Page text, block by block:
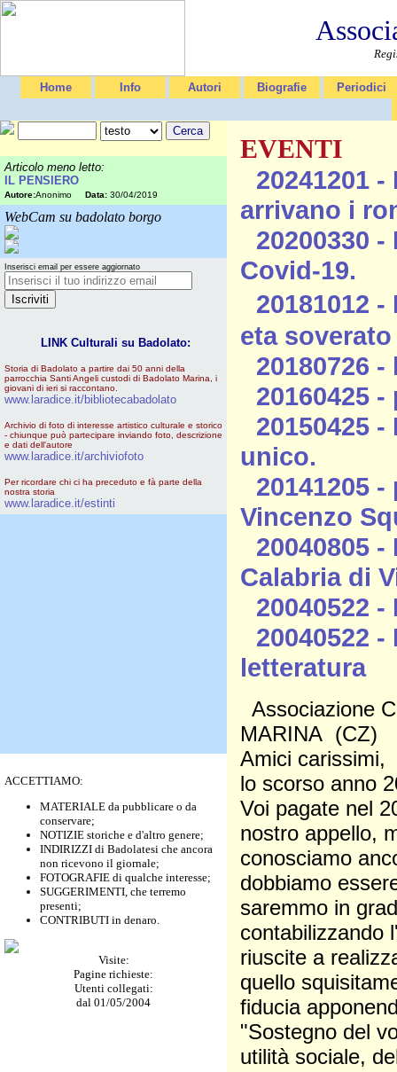
Home Info Autori Biografie Periodici
Articolo meno letto:
IL PENSIERO
Autore:Anonimo Data: 30/04/2019
WebCam su badolato borgo
Inserisci email per essere aggiornato
LINK Culturali su Badolato:
Storia di Badolato a partire dai 50 anni della
parrocchia Santi Angeli custodi di Badolato Marina, i
giovani di ieri si raccontano.
www.laradice.it/bibliotecabadolato
Archivio di foto di interesse artistico culturale e storico
- chiunque può partecipare inviando foto, descrizione
e dati dell'autore
www.laradice.it/archiviofoto
Per ricordare chi ci ha preceduto e fà parte della
nostra storia
www.laradice.it/estinti
ACCETTIAMO:
MATERIALE da pubblicare o da
conservare;
NOTIZIE storiche e d'altro genere;
INDIRIZZI di Badolatesi che ancora
non ricevono il giornale;
FOTOGRAFIE di qualche interesse;
SUGGERIMENTI, che terremo
presenti;
CONTRIBUTI in denaro.
Visite:
Pagine richieste:
Utenti collegati:
dal 01/05/2004
EVENTI
20241201
arrivano i
20200330
Covid-19.
20181012
eta soverato
20180726
20160425
20150425
unico.
20141205
Vincenzo
20040805
Calabria di
20040522
20040522
letteratura
Associazione
MARINA (CZ)
Amici carissimi,
lo scorso anno
Voi pagate nel
nostro appello,
conosciamo
dobbiamo
saremmo in
contabilizzando
riuscite a
quello
fiducia
"Sostegno del
utilità sociale,